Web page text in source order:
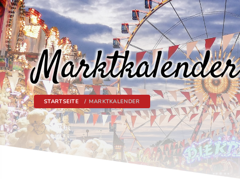
Marktkalender
STARTSEITE MARKTKALENDER